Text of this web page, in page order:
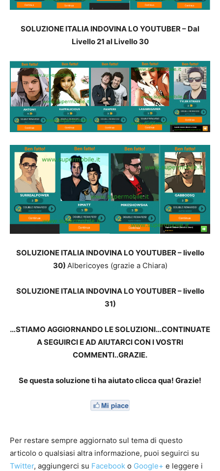
SOLUZIONE ITALIA INDOVINA LO YOUTUBER – Dal
Livello 21 al Livello 30
SOLUZIONE ITALIA INDOVINA LO YOUTUBER – livello
30) Albericoyes (grazie a Chiara)
SOLUZIONE ITALIA INDOVINA LO YOUTUBER – livello
31)
…STIAMO AGGIORNANDO LE SOLUZIONI…CONTINUATE
A SEGUIRCI E AD AIUTARCI CON I VOSTRI
COMMENTI..GRAZIE.
Se questa soluzione ti ha aiutato clicca qua! Grazie!
Per restare sempre aggiornato sul tema di questo
articolo o qualsiasi altra informazione, puoi seguirci su
Twitter, aggiungerci su Facebook o Google+ e leggere i